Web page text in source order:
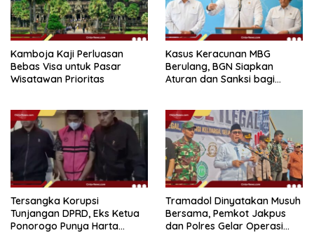
Kamboja Kaji Perluasan
Bebas Visa untuk Pasar
Wisatawan Prioritas
Kasus Keracunan MBG
Berulang, BGN Siapkan
Aturan dan Sanksi bagi
Tersangka Korupsi
Tunjangan DPRD, Eks Ketua
Ponorogo Punya Harta
Tramadol Dinyatakan Musuh
Bersama, Pemkot Jakpus
dan Polres Gelar Operasi